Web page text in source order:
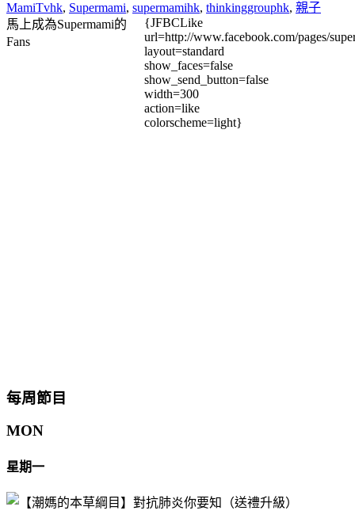
MamiTvhk, Supermami, supermamihk, thinkinggrouphk, 親子
馬上成為Supermami的
Fans
{JFBCLike
url=http://www.facebook.com/pages/
layout=standard
show_faces=false
show_send_button=false
width=300
action=like
colorscheme=light}
每周節目
MON
星期一